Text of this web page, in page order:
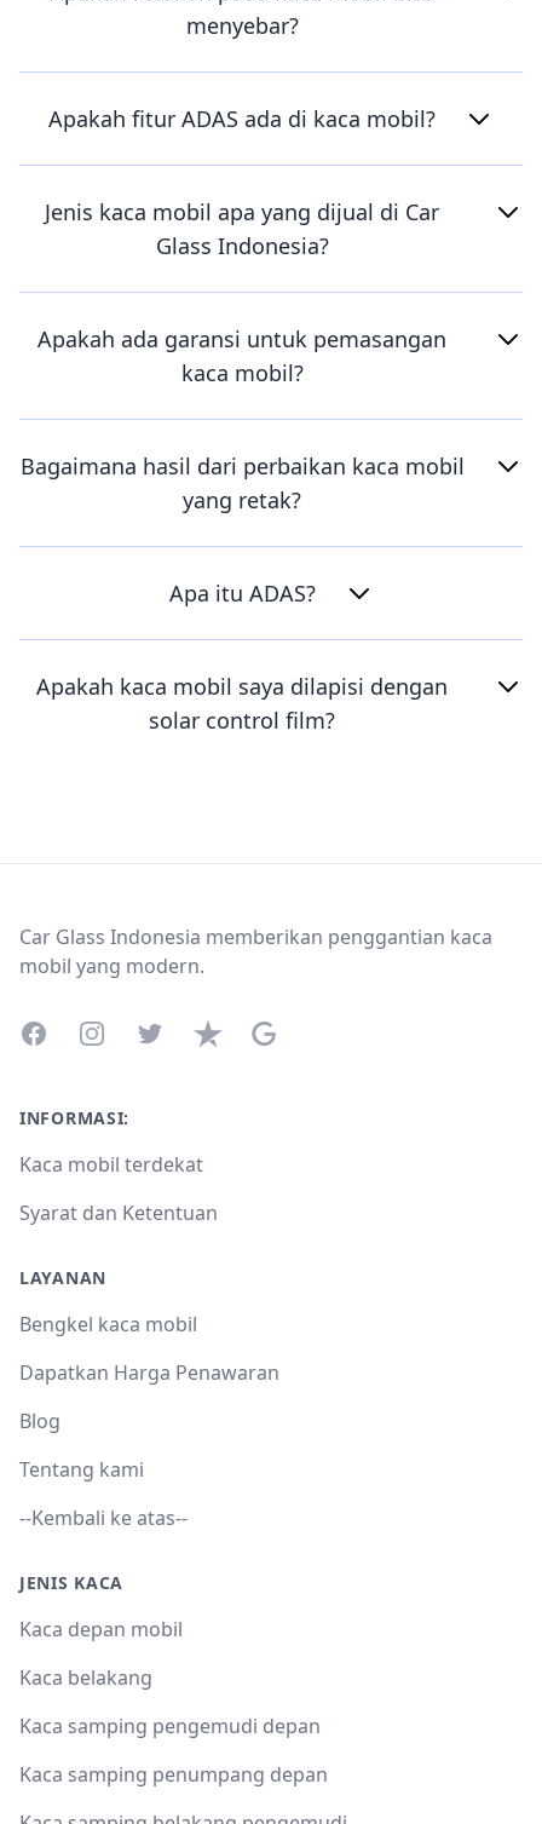
menyebar?
Apakah fitur ADAS ada di kaca mobil?
Jenis kaca mobil apa yang dijual di Car
Glass Indonesia?
Apakah ada garansi untuk pemasangan
kaca mobil?
Bagaimana hasil dari perbaikan kaca mobil
yang retak?
Apa itu ADAS?
Apakah kaca mobil saya dilapisi dengan
solar control film?
Car Glass Indonesia memberikan penggantian kaca
mobil yang modern.
FacebookInstagramTwitterTrustpilotGoogle Business Profile
INFORMASI:
Kaca mobil terdekat
Syarat dan Ketentuan
LAYANAN
Bengkel kaca mobil
Dapatkan Harga Penawaran
Blog
Tentang kami
--Kembali ke atas--
JENIS KACA
Kaca depan mobil
Kaca belakang
Kaca samping pengemudi depan
Kaca samping penumpang depan